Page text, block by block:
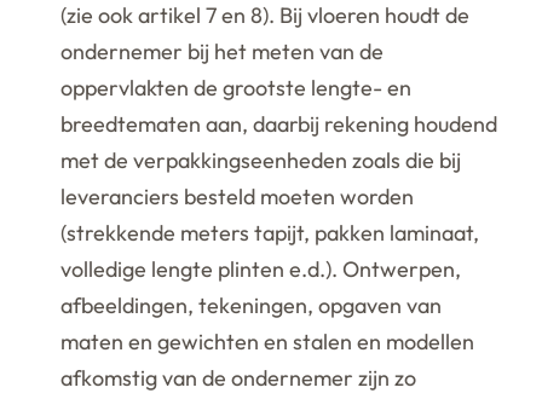
(zie ook artikel 7 en 8). Bij vloeren houdt de
ondernemer bij het meten van de
oppervlakten de grootste lengte- en
breedtematen aan, daarbij rekening houdend
met de verpakkingseenheden zoals die bij
leveranciers besteld moeten worden
(strekkende meters tapijt, pakken laminaat,
volledige lengte plinten e.d.). Ontwerpen,
afbeeldingen, tekeningen, opgaven van
maten en gewichten en stalen en modellen
afkomstig van de ondernemer zijn zo